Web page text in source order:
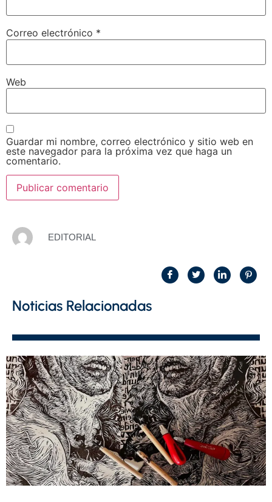
Correo electrónico *
Web
Guardar mi nombre, correo electrónico y sitio web en
este navegador para la próxima vez que haga un
comentario.
EDITORIAL
Noticias Relacionadas